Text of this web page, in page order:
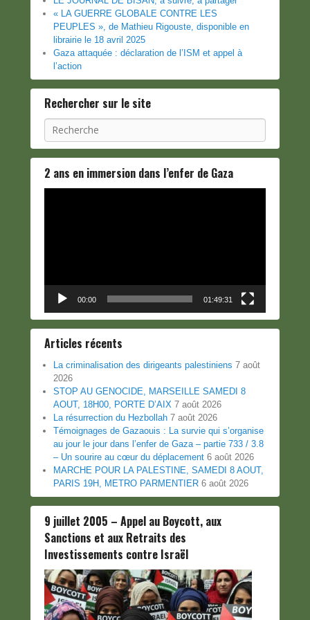
« LA GUERRE GLOBALE CONTRE LES
PEUPLES », de Mathieu Rigouste, disponible en
librairie le 18 avril 2025
Gaza attaquée : déclaration de l’ISM et appel à
l’action
Rechercher sur le site
Recherche
2 ans en immersion dans l’enfer de Gaza
00:00 01:49:31
Articles récents
La criminalisation des dirigeants palestiniens 7 août
2026
STOP AU GENOCIDE, MARSEILLE SAMEDI 8
AOUT, 18H00, PORTE D’AIX 7 août 2026
La résurrection du Hezbollah 7 août 2026
Témoignages de Gazaouis : La survie qui s’organise
au jour le jour dans l’enfer de Gaza – partie 733 / 3.8
– Un sourire au cœur du déplacement 6 août 2026
MARCHE POUR LA PALESTINE, SAMEDI 8 AOUT,
PARIS 19H, METRO PARMENTIER 6 août 2026
9 juillet 2005 – Appel au Boycott, aux
Sanctions et aux Retraits des
Investissements contre Israël